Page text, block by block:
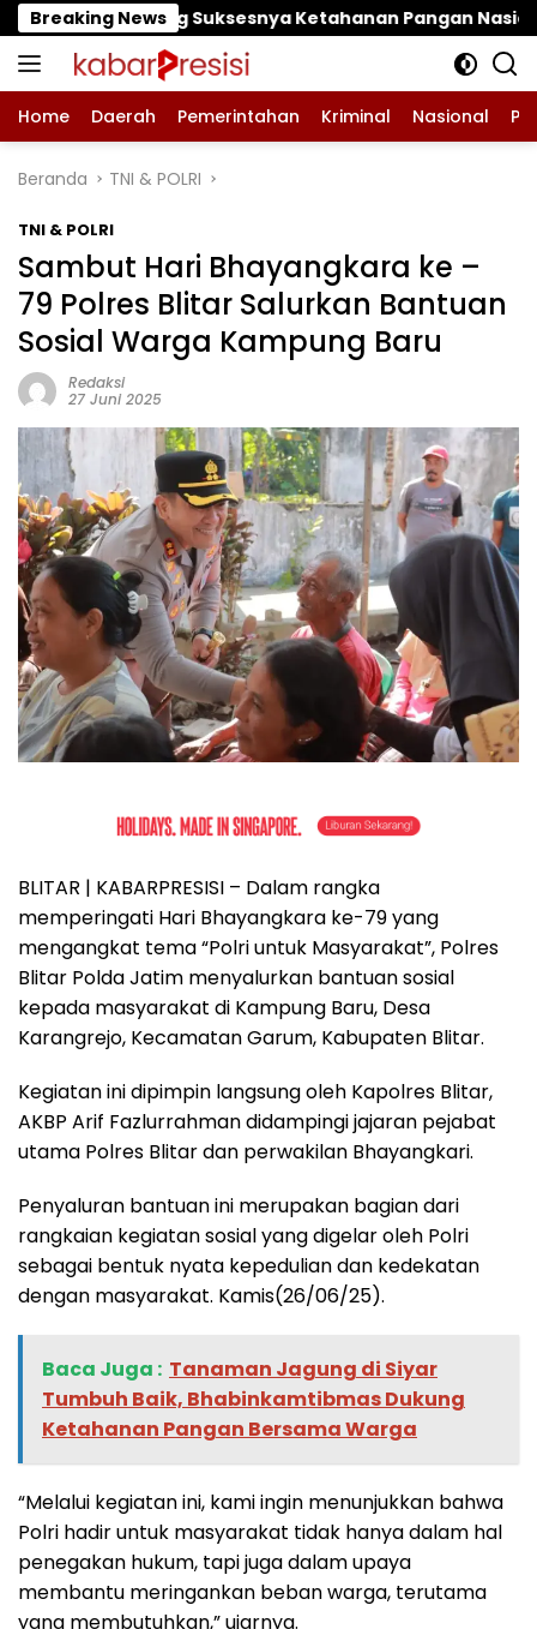
Langsung
ke
konten
Breaking News
Ketahanan Pangan Nasional ‎LPA dan GM
Home Daerah Pemerintahan Kriminal Nasional
Beranda TNI & POLRI
TNI & POLRI
Sambut Hari Bhayangkara ke –
79 Polres Blitar Salurkan Bantuan
Sosial Warga Kampung Baru
Redaksi
27 Juni 2025
BLITAR | KABARPRESISI – Dalam rangka
memperingati Hari Bhayangkara ke-79 yang
mengangkat tema “Polri untuk Masyarakat”, Polres
Blitar Polda Jatim menyalurkan bantuan sosial
kepada masyarakat di Kampung Baru, Desa
Karangrejo, Kecamatan Garum, Kabupaten Blitar.
Kegiatan ini dipimpin langsung oleh Kapolres Blitar,
AKBP Arif Fazlurrahman didampingi jajaran pejabat
utama Polres Blitar dan perwakilan Bhayangkari.
Penyaluran bantuan ini merupakan bagian dari
rangkaian kegiatan sosial yang digelar oleh Polri
sebagai bentuk nyata kepedulian dan kedekatan
dengan masyarakat. Kamis(26/06/25).
Baca Juga : Tanaman Jagung di Siyar
Tumbuh Baik, Bhabinkamtibmas Dukung
Ketahanan Pangan Bersama Warga
“Melalui kegiatan ini, kami ingin menunjukkan bahwa
Polri hadir untuk masyarakat tidak hanya dalam hal
penegakan hukum, tapi juga dalam upaya
membantu meringankan beban warga, terutama
yang membutuhkan,” ujarnya.